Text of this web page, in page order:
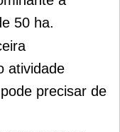
50 ha.
atividade
precisar de